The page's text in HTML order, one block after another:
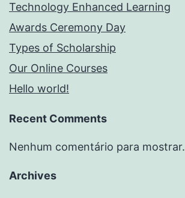
Technology Enhanced Learning
Awards Ceremony Day
Types of Scholarship
Our Online Courses
Hello world!
Recent Comments
Nenhum comentário para mostrar.
Archives